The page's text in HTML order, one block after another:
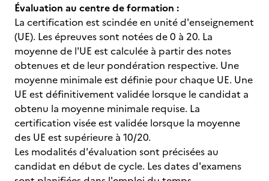
Évaluation au centre de formation :
La certification est scindée en unité d'enseignement
(UE). Les épreuves sont notées de 0 à 20. La
moyenne de l'UE est calculée à partir des notes
obtenues et de leur pondération respective. Une
moyenne minimale est définie pour chaque UE. Une
UE est définitivement validée lorsque le candidat a
obtenu la moyenne minimale requise. La
certification visée est validée lorsque la moyenne
des UE est supérieure à 10/20.
Les modalités d'évaluation sont précisées au
candidat en début de cycle. Les dates d'examens